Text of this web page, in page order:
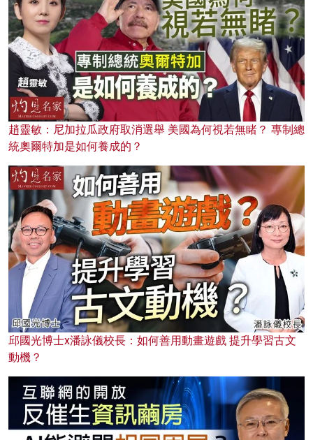
趙靈敏：尼加拉瓜政府取消選舉 美國為何視若無睹？ 專制總
統奧爾特加是如何養成的？
邱國光博士x潘詠儀校長：如何善用動畫遊戲 提升學習古文
動機？